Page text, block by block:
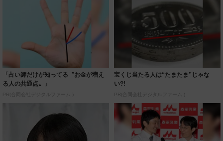
「占い師だけが知ってる〝お金が増え
る人の共通点〟」
PR(合同会社デジタルファーム )
宝くじ当たる人は“たまたま”じゃな
い?!
PR(合同会社デジタルファーム )